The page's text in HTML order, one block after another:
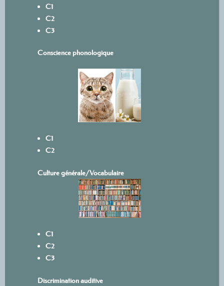
C1
C2
C3
Conscience phonologique
C1
C2
Culture générale/Vocabulaire
C1
C2
C3
Discrimination auditive